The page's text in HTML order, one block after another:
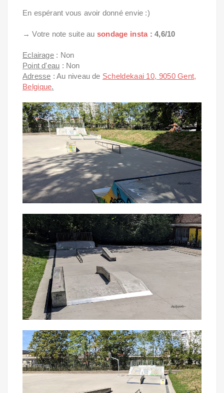
En espérant vous avoir donné envie :)
→ Votre note suite au sondage insta : 4,6/10
Eclairage: Non
Point d'eau : Non
Adresse : Au niveau de Scheldekaai 10, 9050 Gent,
Belgique.